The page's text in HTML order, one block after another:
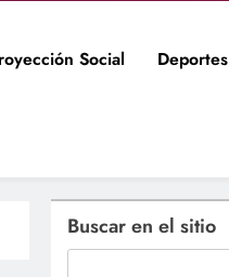
Social Deportes
Buscar en el sitio